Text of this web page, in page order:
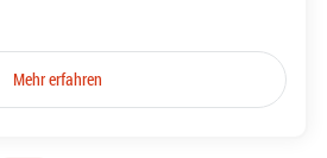
Mehr erfahren